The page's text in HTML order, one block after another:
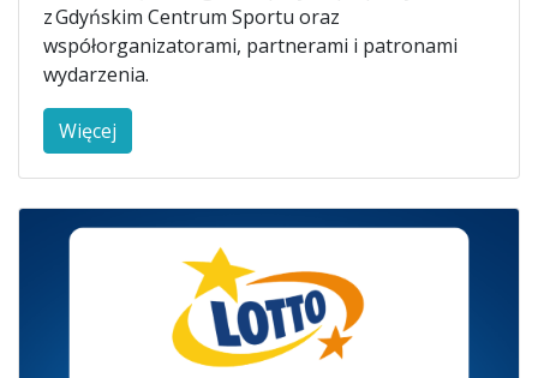
z Gdyńskim Centrum Sportu oraz
współorganizatorami, partnerami i patronami
wydarzenia.
Więcej